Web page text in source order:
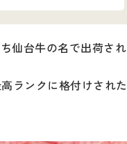
仙台牛の名で出荷され
ランクに格付けされた